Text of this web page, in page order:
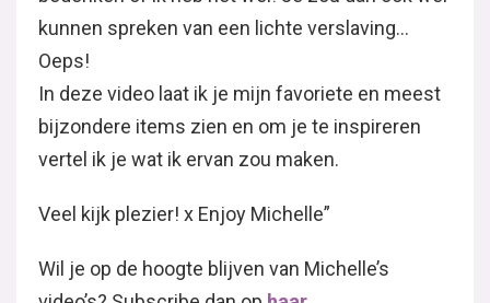
kunnen spreken van een lichte verslaving…
Oeps!
In deze video laat ik je mijn favoriete en meest
bijzondere items zien en om je te inspireren
vertel ik je wat ik ervan zou maken.
Veel kijk plezier! x Enjoy Michelle”
Wil je op de hoogte blijven van Michelle’s